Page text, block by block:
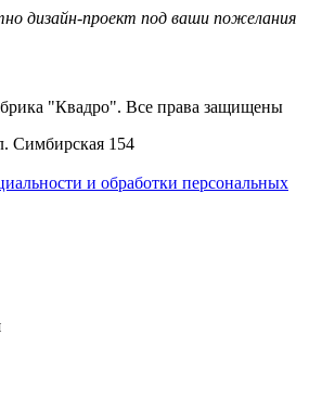
дизайн-проект под ваши пожелания
"Квадро". Все права защищены
Симбирская 154
и обработки персональных